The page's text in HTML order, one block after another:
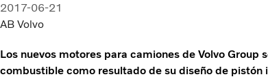
2017-06-21
AB Volvo
Los nuevos motores para camiones de Volvo Group
combustible como resultado de su diseño de pistón